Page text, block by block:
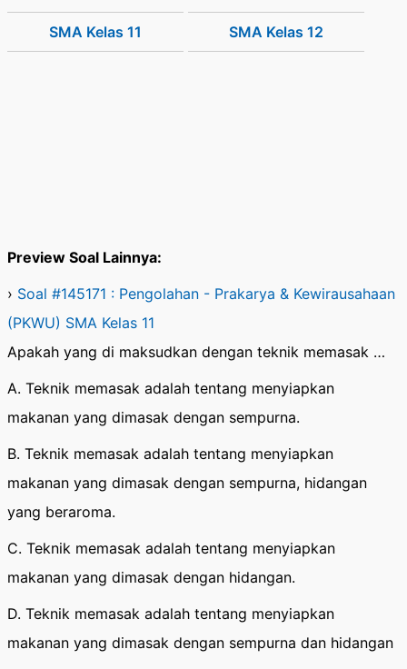
SMA Kelas 11 SMA Kelas 12
Preview Soal Lainnya:
› Soal #145171 : Pengolahan - Prakarya & Kewirausahaan
(PKWU) SMA Kelas 11
Apakah yang di maksudkan dengan teknik memasak …
A. Teknik memasak adalah tentang menyiapkan
makanan yang dimasak dengan sempurna.
B. Teknik memasak adalah tentang menyiapkan
makanan yang dimasak dengan sempurna, hidangan
yang beraroma.
C. Teknik memasak adalah tentang menyiapkan
makanan yang dimasak dengan hidangan.
D. Teknik memasak adalah tentang menyiapkan
makanan yang dimasak dengan sempurna dan hidangan